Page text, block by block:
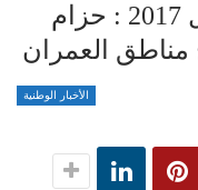
بداية من الخميس 27 أفريل 2017 : حزام
مناطق العمران
الأخبار الوطنية